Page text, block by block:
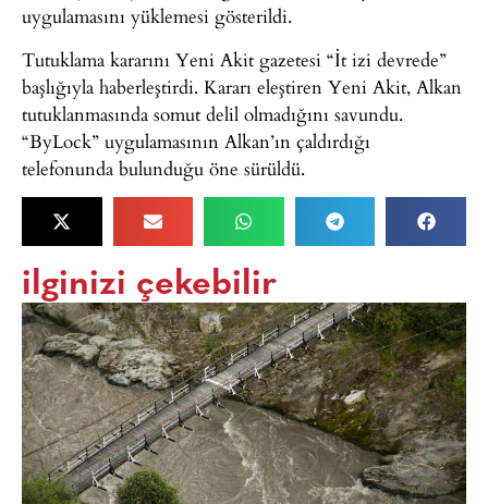
uygulamasını yüklemesi gösterildi.
Tutuklama kararını Yeni Akit gazetesi “İt izi devrede”
başlığıyla haberleştirdi. Kararı eleştiren Yeni Akit, Alkan
tutuklanmasında somut delil olmadığını savundu.
“ByLock” uygulamasının Alkan’ın çaldırdığı
telefonunda bulunduğu öne sürüldü.
ilginizi çekebilir